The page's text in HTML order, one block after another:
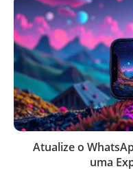
Atualize o
uma